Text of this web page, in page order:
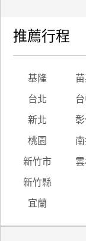
推薦行程
基隆
台北
新北
桃園
新竹市
新竹縣
宜蘭